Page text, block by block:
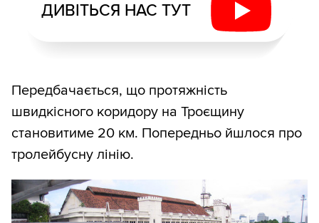
ДИВІТЬСЯ НАС ТУТ
Передбачається, що протяжність
швидкісного коридору на Троєщину
становитиме 20 км. Попередньо йшлося про
тролейбусну лінію.